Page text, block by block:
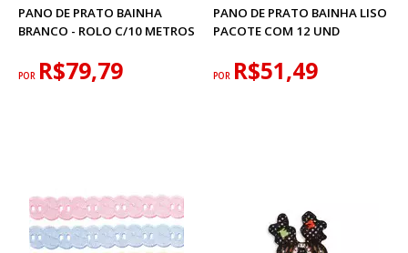
PANO DE PRATO BAINHA
BRANCO - ROLO C/10 METROS
POR R$79,79
PANO DE PRATO BAINHA LISO
PACOTE COM 12 UND
POR R$51,49